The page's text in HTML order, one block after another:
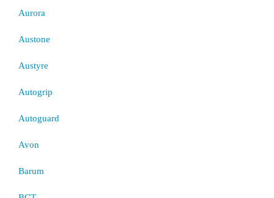
Aurora
Austone
Austyre
Autogrip
Autoguard
Avon
Barum